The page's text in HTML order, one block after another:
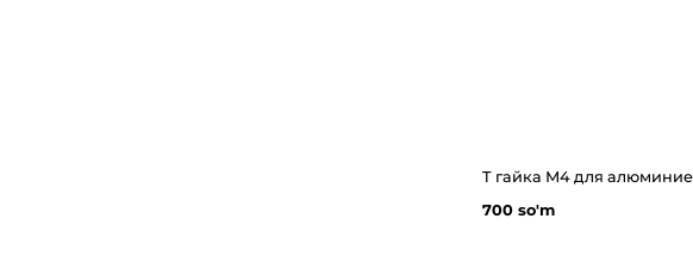
700 so'm